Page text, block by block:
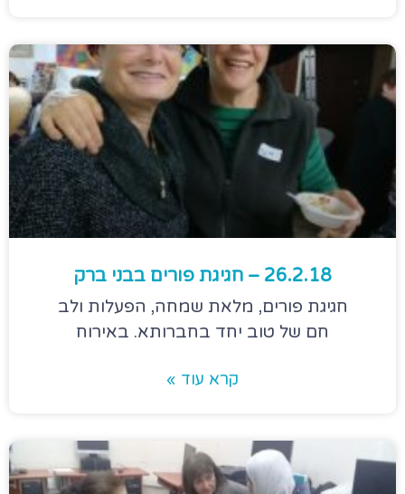
26.2.18 – חגיגת פורים בבני ברק
חגיגת פורים, מלאת שמחה, הפעלות ולב
חם של טוב יחד בחברותא. באירוח
קרא עוד »